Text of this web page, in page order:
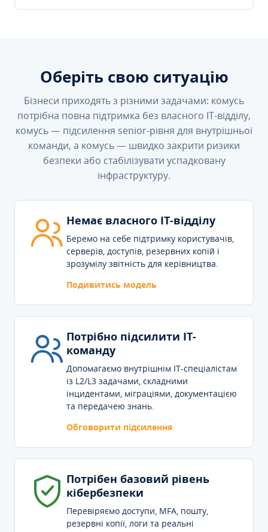
Оберіть свою ситуацію
Бізнеси приходять з різними задачами: комусь
потрібна повна підтримка без власного IT-відділу,
комусь — підсилення senior-рівня для внутрішньої
команди, а комусь — швидко закрити ризики
безпеки або стабілізувати успадковану
інфраструктуру.
Немає власного IT-відділу
Беремо на себе підтримку користувачів,
серверів, доступів, резервних копій і
зрозумілу звітність для керівництва.
Подивитись модель
Потрібно підсилити IT-
команду
Допомагаємо внутрішнім IT-спеціалістам
із L2/L3 задачами, складними
інцидентами, міграціями, документацією
та передачею знань.
Обговорити підсилення
Потрібен базовий рівень
кібербезпеки
Перевіряємо доступи, MFA, пошту,
резервні копії, логи та реальні